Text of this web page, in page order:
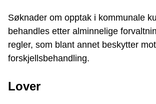
Søknader om opptak i kommunale
behandles etter alminnelige
regler, som blant annet beskytter
forskjellsbehandling.
Lover